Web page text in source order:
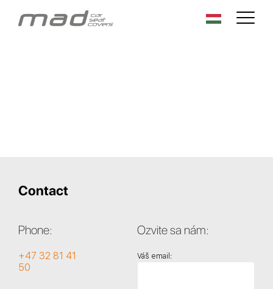
Contact
Phone:
+47 32 81 41
50
Ozvite sa nám:
Váš email: